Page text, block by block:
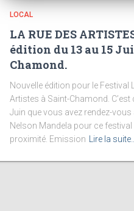
LOCAL
LA RUE DES
édition du 13 au 15
Chamond.
Nouvelle édition pour le Festival
Artistes à Saint-Chamond. C’est
Juin que vous avez rendez-vous
Nelson Mandela pour ce festival
proximité. Emission
Lire la suite…